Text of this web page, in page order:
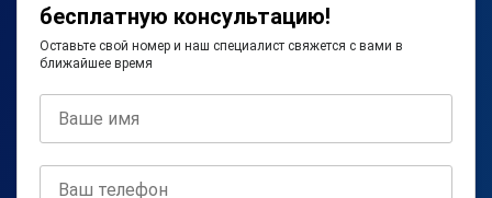
бесплатную консультацию!
Оставьте свой номер и наш специалист свяжется с вами в
ближайшее время